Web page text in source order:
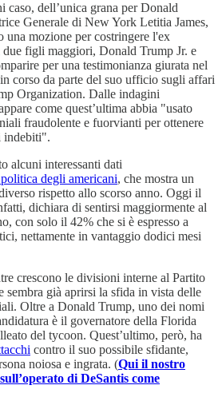
caso, dell’unica grana per Donald
Generale di New York Letitia James,
una mozione per costringere l'ex
due figli maggiori, Donald Trump Jr. e
per una testimonianza giurata nel
corso da parte del suo ufficio sugli affari
Organization. Dalle indagini
come quest’ultima abbia "usato
fraudolente e fuorvianti per ottenere
indebiti".
alcuni interessanti dati
degli americani, che mostra un
rispetto allo scorso anno. Oggi il
dichiara di sentirsi maggiormente al
con solo il 42% che si è espresso a
nettamente in vantaggio dodici mesi
crescono le divisioni interne al Partito
sembra già aprirsi la sfida in vista delle
Oltre a Donald Trump, uno dei nomi
è il governatore della Florida
del tycoon. Quest’ultimo, però, ha
contro il suo possibile sfidante,
noiosa e ingrata. (Qui il nostro
di DeSantis come